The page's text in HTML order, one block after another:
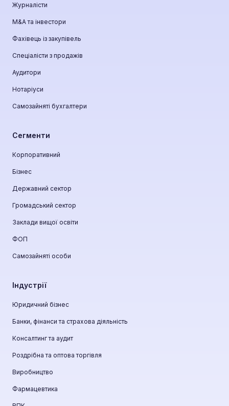
Журналісти
М&A та інвестори
Фахівець із закупівель
Спеціалісти з продажів
Аудитори
Нотаріуси
Самозайняті бухгалтери
Сегменти
Корпоративний
Бізнес
Державний сектор
Громадський сектор
Заклади вищої освіти
ФОП
Самозайняті особи
Індустрії
Юридичний бізнес
Банки, фінанси та страхова діяльність
Консалтинг та аудит
Роздрібна та оптова торгівля
Виробництво
Фармацевтика